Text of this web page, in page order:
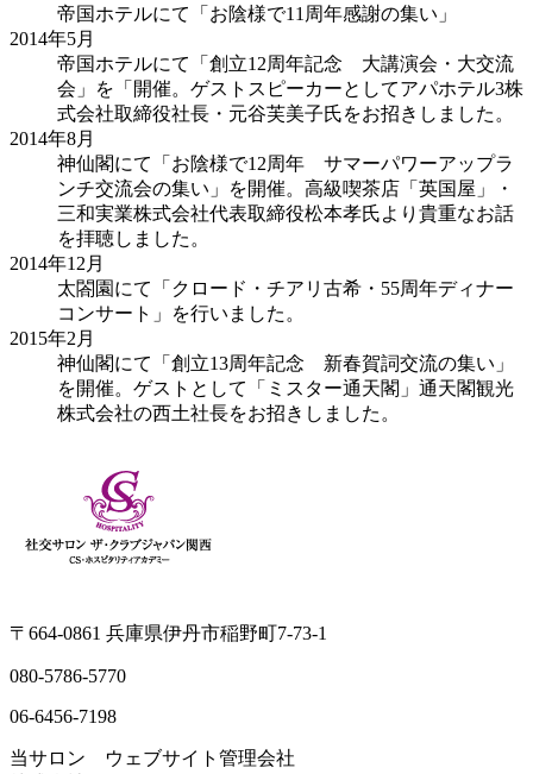
帝国ホテルにて「お陰様で11周年感謝の集い」
2014年5月
帝国ホテルにて「創立12周年記念 大講演会・大交流
会」を「開催。ゲストスピーカーとしてアパホテル3株
式会社取締役社長・元谷芙美子氏をお招きしました。
2014年8月
神仙閣にて「お陰様で12周年 サマーパワーアップラ
ンチ交流会の集い」を開催。高級喫茶店「英国屋」・
三和実業株式会社代表取締役松本孝氏より貴重なお話
を拝聴しました。
2014年12月
太閤園にて「クロード・チアリ古希・55周年ディナー
コンサート」を行いました。
2015年2月
神仙閣にて「創立13周年記念 新春賀詞交流の集い」
を開催。ゲストとして「ミスター通天閣」通天閣観光
株式会社の西土社長をお招きしました。
〒664-0861 兵庫県伊丹市稲野町7-73-1
080-5786-5770
06-6456-7198
当サロン ウェブサイト管理会社